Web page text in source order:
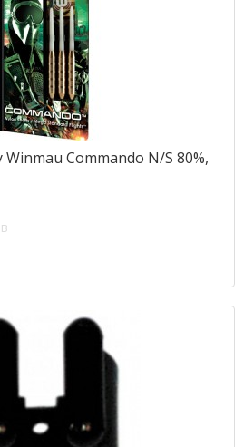
Commando N/S 80%,